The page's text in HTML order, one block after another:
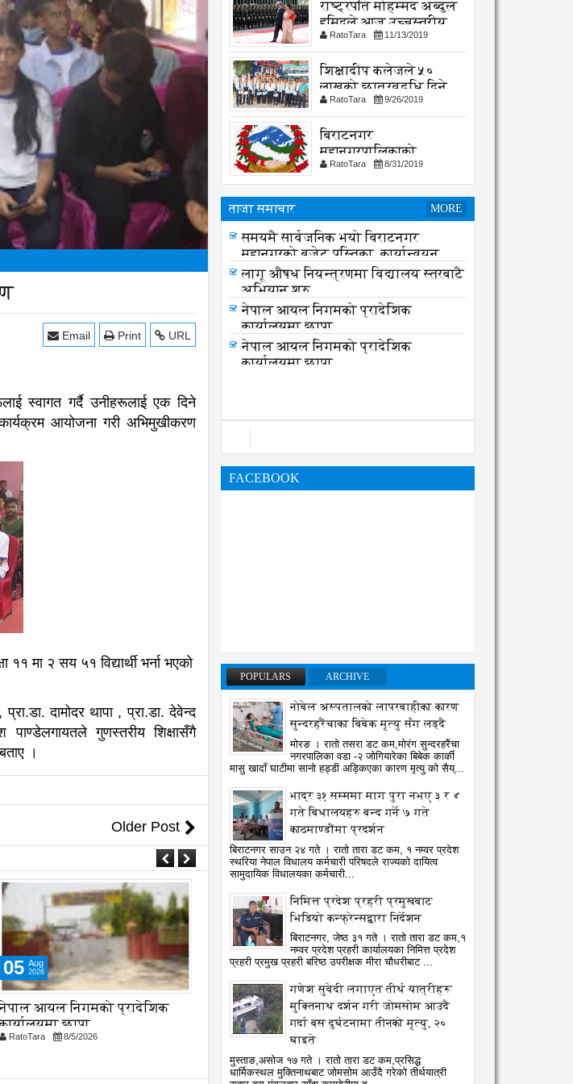
URL
Print
Email
स्वागत गर्दै उनीहरूलाई एक दिने
आयोजना गरी अभिमुखीकरण
११ मा २ सय ५१ विद्यार्थी भर्ना भएको
दामोदर थापा , प्रा.डा. देवेन्द
गुणस्तरीय शिक्षासँगै
।
Older Post
05 Aug
2026
आयल निगमको प्रादेशिक
छापा
RatoTara 8/5/2026
Jul
बाके र बर्दियामा विश्व बाघ दिवस
२०२६ मनाइयो
RatoTara 7/30/2026
25
फोहोर व्यवस्थापनका लागि
नेपालगन्जमा सम्बद्ध पक्षविच
राष्ट्रपति मोहम्मद अब्दुल
हमिदले आज उच्चस्तरीय
भेटवार्ता गर्नु हुदै,
RatoTara 11/13/2019
शिक्षादीप कलेजले ५०
लाखको छात्रवृद्धि दिने
घोषणा
RatoTara 9/26/2019
बिराटनगर
महानगरपालिकाको
सार्वजनिक -सुचना
RatoTara 8/31/2019
ताजा समाचार MORE
एभरेष्टको राजारानी हाइकिङ - प्रकृति र
एकताको पाठशाला
समयमै सार्वजनिक भयो विराटनगर
महानगरको बजेट पुस्तिका, कार्यान्वयन
प्रक्रिया पनि सुरु
लागू औषध नियन्त्रणमा विद्यालय स्तरबाटै
अभियान शुरु
नेपाल आयल निगमको प्रादेशिक
कार्यालयमा छापा
नेपाल आयल निगमको प्रादेशिक
कार्यालयमा छापा
FACEBOOK
POPULARS ARCHIVE
नोबेल अस्पतालको लापरबाहीका कारण
सुन्दरहरैंचाका बिबेक मृत्यु सँग लड्दै
मोरङ । रातो तसरा डट कम,मोरंग सुन्दरहरैंचा
नगरपालिका वडा -२ जोगियारेका बिबेक कार्की
मासु खादाँ घाटीमा सानो हड्डी अड्किएका कारण मृत्यु को सैय्...
भाद्र ३१ सम्ममा माग पुरा नभए ३ र ४
गते बिधालयहरु बन्द गर्ने ७ गते
काठमाण्डौंमा प्रदर्शन
बिराटनगर साउन २४ गते । रातो तारा डट कम, १ नम्वर प्रदेश
स्थरिया नेपाल विधालय कर्मचारी परिषदले राज्यको दायित्व
सामुदायिक विधालयका कर्मचारी...
निमित्त प्रदेश प्रहरी प्रमुखबाट
भिडियो कन्फ्रेन्सद्वारा निर्देशन
बिराटनगर, जेष्ठ ३१ गते । रातो तारा डट कम,१
नम्वर प्रदेश प्रहरी कार्यालयका निमित्त प्रदेश
प्रहरी प्रमुख प्रहरी बरिष्ठ उपरीक्षक मीरा चौधरीबाट ...
गणेश सुवेदी लगाएत तीर्थ यात्रीहरू
मुक्तिनाथ दर्शन गरी जोमसोम आउदै
गर्दा बस दुर्घटनामा तीनको मृत्यु, २०
घाइते
मुस्ताङ,असोज १७ गते । रातो तारा डट कम,प्रसिद्ध
धार्मिकस्थल मुक्तिनाथबाट जोमसोम आउँदै गरेको तीर्थयात्री